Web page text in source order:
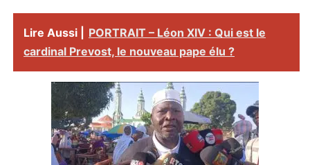
Lire Aussi |
PORTRAIT – Léon XIV : Qui est le
cardinal Prevost, le nouveau pape élu ?